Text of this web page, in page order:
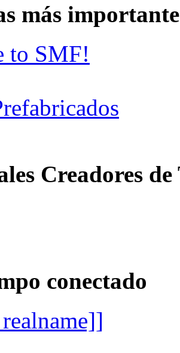
más
to SMF!
Creadores de
conectado